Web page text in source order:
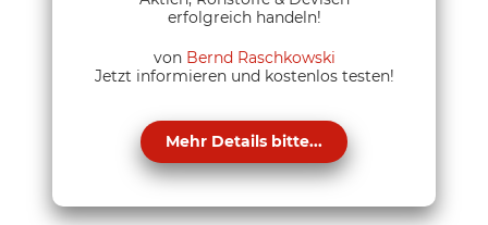
erfolgreich handeln!
von Bernd Raschkowski
Jetzt informieren und kostenlos testen!
Mehr Details bitte...